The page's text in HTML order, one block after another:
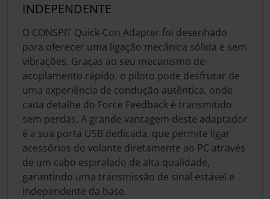
INDEPENDENTE
O CONSPIT Quick-Con Adapter foi desenhado
para oferecer uma ligação mecânica sólida e sem
vibrações. Graças ao seu mecanismo de
acoplamento rápido, o piloto pode desfrutar de
uma experiência de condução autêntica, onde
cada detalhe do Force Feedback é transmitido
sem perdas. A grande vantagem deste adaptador
é a sua porta USB dedicada, que permite ligar
acessórios do volante diretamente ao PC através
de um cabo espiralado de alta qualidade,
garantindo uma transmissão de sinal estável e
independente da base.